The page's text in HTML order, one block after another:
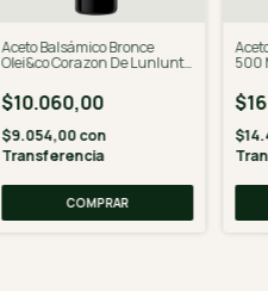
Aceto Balsámico Bronce
Olei&co Corazon De Lunlunta
$10.060,00
$9.054,00con
Transferencia
500